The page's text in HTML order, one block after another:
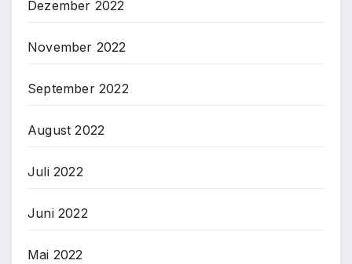
Dezember 2022
November 2022
September 2022
August 2022
Juli 2022
Juni 2022
Mai 2022